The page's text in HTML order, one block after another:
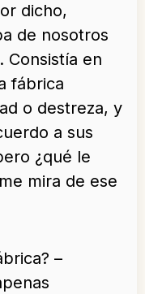
dicho,
de nosotros
Consistía en
fábrica
o destreza, y
a sus
¿qué le
mira de ese
–